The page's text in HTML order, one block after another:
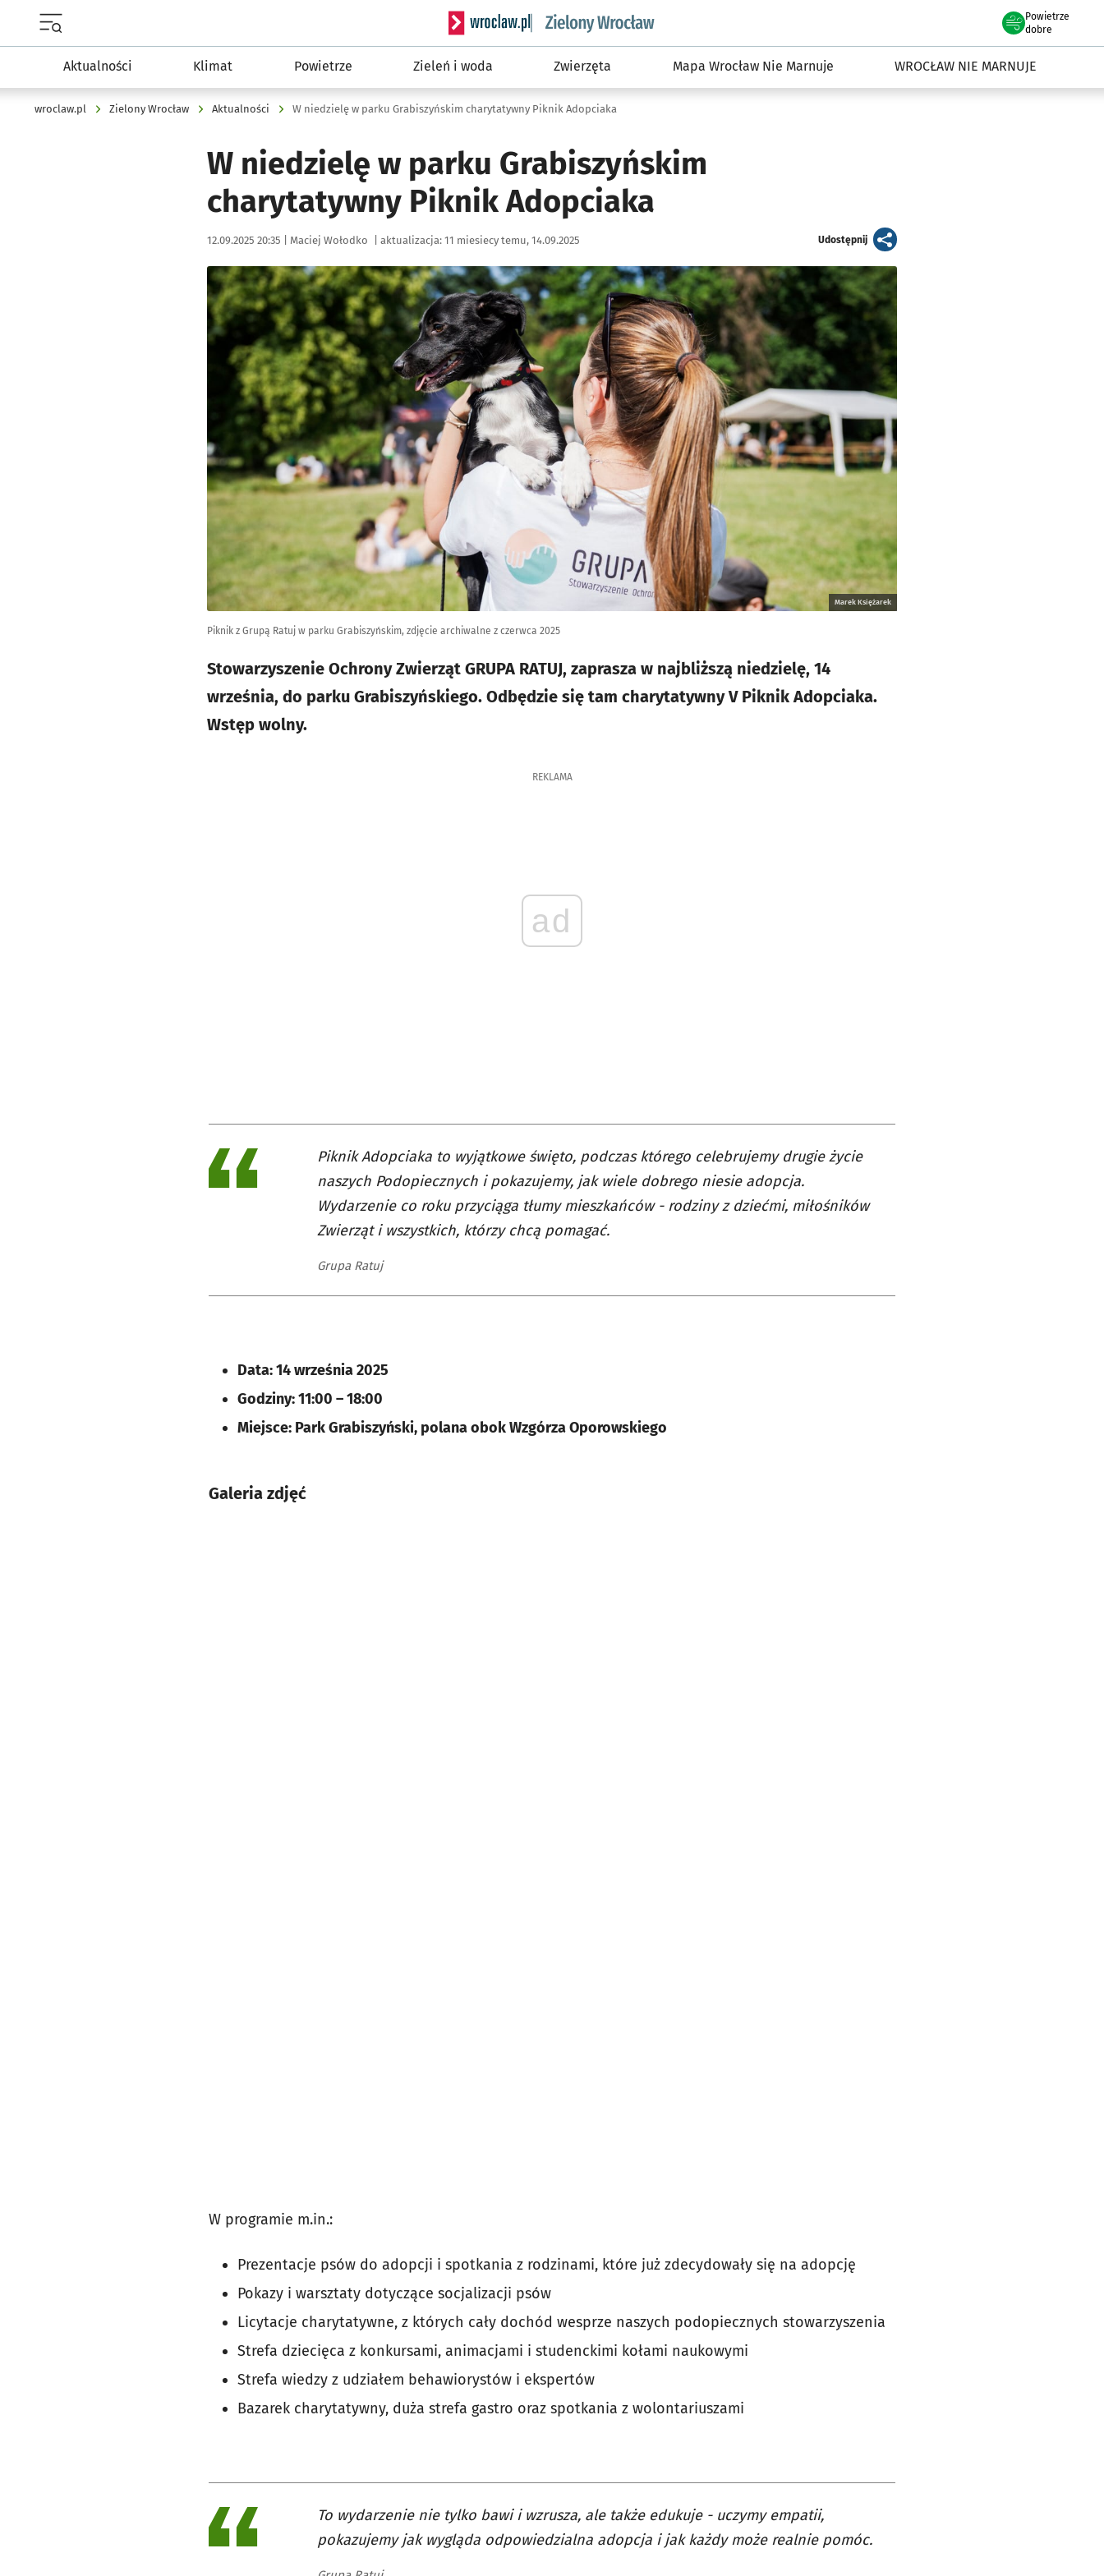
Serwis informacyjny wroclaw.pl podserwis: Środowisko we Wrocławiu
Powietrze
we Wrocławiu
dobre
Aktualności Klimat Powietrze Zieleń i woda Zwierzęta Mapa Wrocław Nie Marnuje WROCŁAW NIE MARNUJE
wroclaw.pl Zielony Wrocław Aktualności W niedzielę w parku Grabiszyńskim charytatywny Piknik Adopciaka
W niedzielę w parku Grabiszyńskim
charytatywny Piknik Adopciaka
Data publikacji:
12.09.2025 20:35 | Autor:
Maciej Wołodko aktualizacja: 11 miesiecy temu, 14.09.2025 Udostępnijartykuł
Kliknij, aby powiększyć
Marek Księżarek
Piknik z Grupą Ratuj w parku Grabiszyńskim, zdjęcie archiwalne z czerwca 2025
Stowarzyszenie Ochrony Zwierząt GRUPA RATUJ, zaprasza w najbliższą niedzielę, 14
września, do parku Grabiszyńskiego. Odbędzie się tam charytatywny V Piknik Adopciaka.
Wstęp wolny.
REKLAMA
ad
Piknik Adopciaka to wyjątkowe święto, podczas którego celebrujemy drugie życie
naszych Podopiecznych i pokazujemy, jak wiele dobrego niesie adopcja.
Wydarzenie co roku przyciąga tłumy mieszkańców - rodziny z dziećmi, miłośników
Zwierząt i wszystkich, którzy chcą pomagać.
Grupa Ratuj
Data: 14 września 2025
Godziny: 11:00 – 18:00
Miejsce: Park Grabiszyński, polana obok Wzgórza Oporowskiego
Galeria zdjęć
W programie m.in.:
Prezentacje psów do adopcji i spotkania z rodzinami, które już zdecydowały się na adopcję
Pokazy i warsztaty dotyczące socjalizacji psów
Licytacje charytatywne, z których cały dochód wesprze naszych podopiecznych stowarzyszenia
Strefa dziecięca z konkursami, animacjami i studenckimi kołami naukowymi
Strefa wiedzy z udziałem behawiorystów i ekspertów
Bazarek charytatywny, duża strefa gastro oraz spotkania z wolontariuszami
To wydarzenie nie tylko bawi i wzrusza, ale także edukuje - uczymy empatii,
pokazujemy jak wygląda odpowiedzialna adopcja i jak każdy może realnie pomóc.